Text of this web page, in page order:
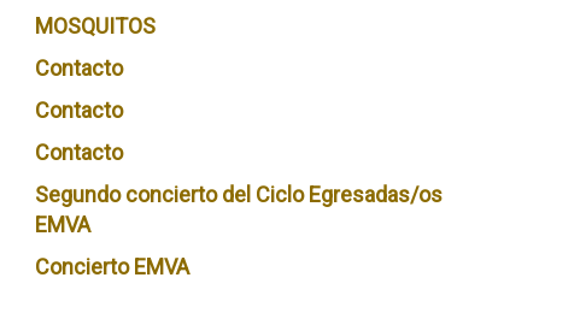
MOSQUITOS
Contacto
Contacto
Contacto
Segundo concierto del Ciclo Egresadas/os
EMVA
Concierto EMVA